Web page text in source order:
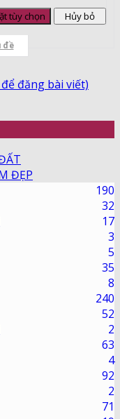
đề
đăng bài viết)
ĐẸP
190
32
17
3
5
35
8
240
52
2
63
4
92
2
71